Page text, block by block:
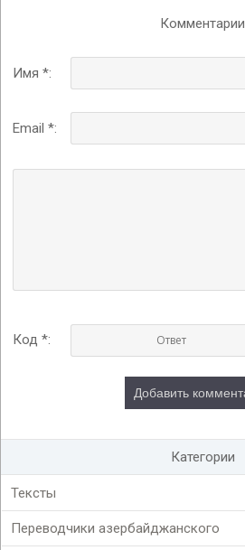
Комментарии
Имя *:
Email *:
Код *:
Категории
Тексты
Переводчики азербайджанского